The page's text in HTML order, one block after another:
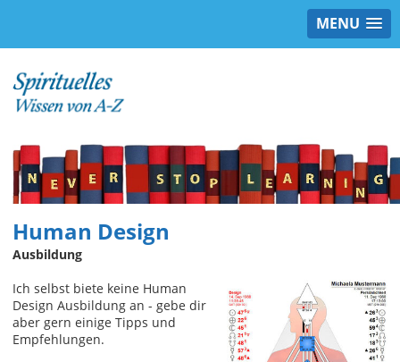
MENU
Human Design
Ausbildung
Ich selbst biete keine Human
Design Ausbildung an - gebe dir
aber gern einige Tipps und
Empfehlungen.